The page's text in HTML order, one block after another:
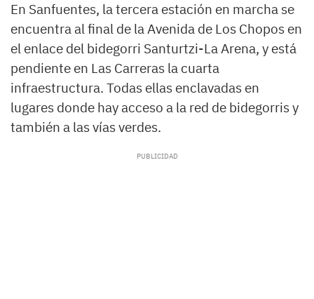
En Sanfuentes, la tercera estación en marcha se
encuentra al final de la Avenida de Los Chopos en
el enlace del bidegorri Santurtzi-La Arena, y está
pendiente en Las Carreras la cuarta
infraestructura. Todas ellas enclavadas en
lugares donde hay acceso a la red de bidegorris y
también a las vías verdes.